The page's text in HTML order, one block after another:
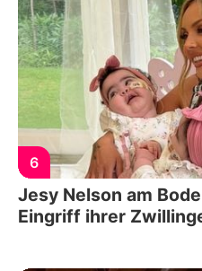
6
Jesy Nelson am
Eingriff ihrer